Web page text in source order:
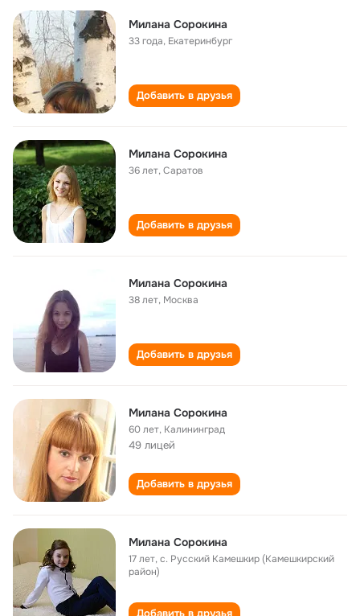
Милана Сорокина
33 года, Екатеринбург
Добавить в друзья
Милана Сорокина
36 лет,Саратов
Добавить в друзья
Милана Сорокина
38 лет, Москва
Добавить в друзья
Милана Сорокина
60 лет, Калининград
49 лицей
Добавить в друзья
Милана Сорокина
17 лет,с. Русский Камешкир (Камешкирский
район)
Добавить в друзья